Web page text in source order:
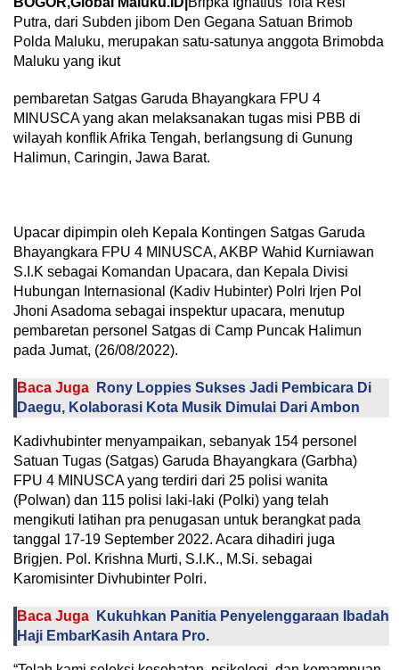
Putra, dari Subden jibom Den Gegana Satuan Brimob
Polda Maluku, merupakan satu-satunya anggota Brimobda
Maluku yang ikut
pembaretan Satgas Garuda Bhayangkara FPU 4
MINUSCA yang akan melaksanakan tugas misi PBB di
wilayah konflik Afrika Tengah, berlangsung di Gunung
Halimun, Caringin, Jawa Barat.
Upacar dipimpin oleh Kepala Kontingen Satgas Garuda
Bhayangkara FPU 4 MINUSCA, AKBP Wahid Kurniawan
S.I.K sebagai Komandan Upacara, dan Kepala Divisi
Hubungan Internasional (Kadiv Hubinter) Polri Irjen Pol
Jhoni Asadoma sebagai inspektur upacara, menutup
pembaretan personel Satgas di Camp Puncak Halimun
pada Jumat, (26/08/2022).
Baca Juga
Rony Loppies Sukses Jadi Pembicara Di
Daegu, Kolaborasi Kota Musik Dimulai Dari Ambon
Kadivhubinter menyampaikan, sebanyak 154 personel
Satuan Tugas (Satgas) Garuda Bhayangkara (Garbha)
FPU 4 MINUSCA yang terdiri dari 25 polisi wanita
(Polwan) dan 115 polisi laki-laki (Polki) yang telah
mengikuti latihan pra penugasan untuk berangkat pada
tanggal 17-19 September 2022. Acara dihadiri juga
Brigjen. Pol. Krishna Murti, S.I.K., M.Si. sebagai
Karomisinter Divhubinter Polri.
Baca Juga
Kukuhkan Panitia Penyelenggaraan Ibadah
Haji EmbarKasih Antara Pro.